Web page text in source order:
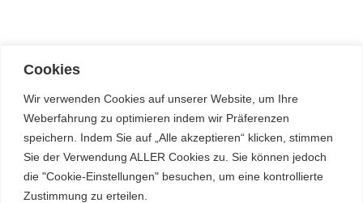
Cookies
Wir verwenden Cookies auf unserer Website, um Ihre
Weberfahrung zu optimieren indem wir Präferenzen
speichern. Indem Sie auf „Alle akzeptieren“ klicken, stimmen
Sie der Verwendung ALLER Cookies zu. Sie können jedoch
die "Cookie-Einstellungen" besuchen, um eine kontrollierte
Zustimmung zu erteilen.